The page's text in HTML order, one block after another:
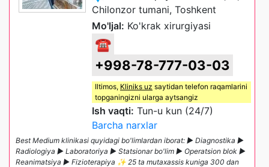
Chilonzor tumani, Toshkent
Mo'ljal: Ko'krak xirurgiyasi
☎
+998-78-777-03-03
Iltimos, Kliniks uz saytidan telefon raqamlarini
topganingizni ularga aytsangiz
Ish vaqti: Tun-u kun (24/7)
Barcha narxlar
Best Medium klinikasi quyidagi bo'limlardan iborat: ► Diagnostika ►
Radiologiya ► Laboratoriya ► Statsionar bo'lim ► Operatsion blok ►
Reanimatsiya ► Fizioterapiya ✨ 25 ta mutaxassis kuniga 300 dan